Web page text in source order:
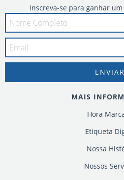
Inscreva-se para ganhar
MAIS
Hora
Etiqueta
Nossa
Nossos